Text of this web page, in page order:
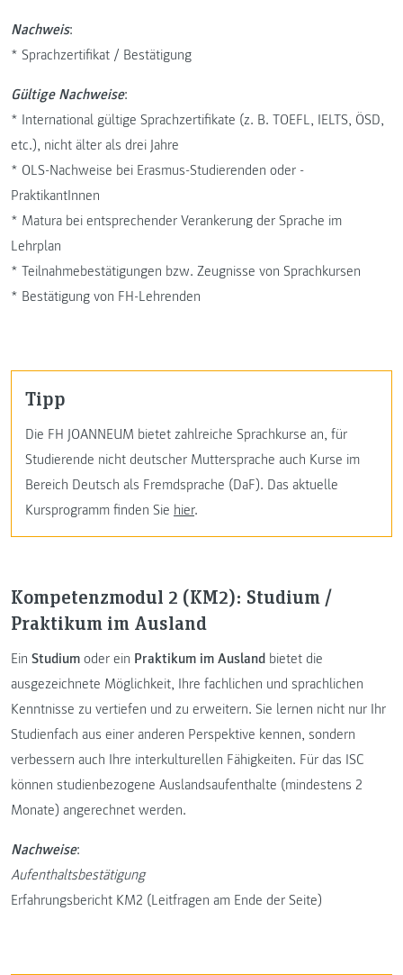
Nachweis:
* Sprachzertifikat / Bestätigung
Gültige Nachweise:
* International gültige Sprachzertifikate (z. B. TOEFL, IELTS, ÖSD,
etc.), nicht älter als drei Jahre
* OLS-Nachweise bei Erasmus-Studierenden oder -
PraktikantInnen
* Matura bei entsprechender Verankerung der Sprache im
Lehrplan
* Teilnahmebestätigungen bzw. Zeugnisse von Sprachkursen
* Bestätigung von FH-Lehrenden
Tipp
Die FH JOANNEUM bietet zahlreiche Sprachkurse an, für
Studierende nicht deutscher Muttersprache auch Kurse im
Bereich Deutsch als Fremdsprache (DaF). Das aktuelle
Kursprogramm finden Sie hier.
Kompetenzmodul 2 (KM2): Studium /
Praktikum im Ausland
Ein Studium oder ein Praktikum im Ausland bietet die
ausgezeichnete Möglichkeit, Ihre fachlichen und sprachlichen
Kenntnisse zu vertiefen und zu erweitern. Sie lernen nicht nur Ihr
Studienfach aus einer anderen Perspektive kennen, sondern
verbessern auch Ihre interkulturellen Fähigkeiten. Für das ISC
können studienbezogene Auslandsaufenthalte (mindestens 2
Monate) angerechnet werden.
Nachweise:
Aufenthaltsbestätigung
Erfahrungsbericht KM2 (Leitfragen am Ende der Seite)